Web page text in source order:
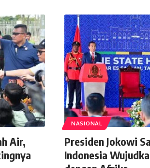
Air,
NASIONAL
Presiden Jokowi
Indonesia